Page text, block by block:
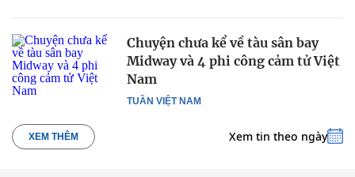
TUẦN VIỆT NAM
Chuyện chưa kể về tàu sân bay
Midway và 4 phi công cảm tử Việt
Nam
XEM THÊM Xem tin theo ngày